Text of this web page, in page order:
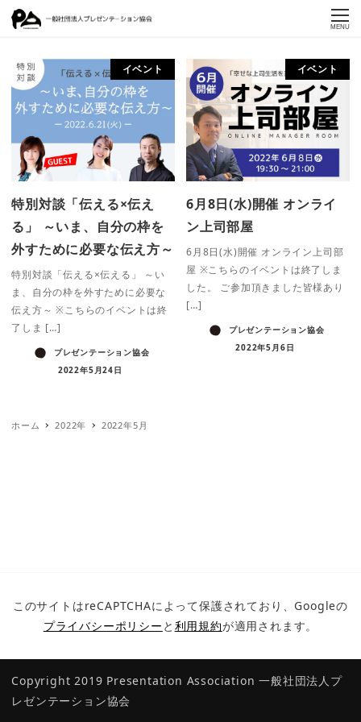
MENU
イベント
特別対談「伝える×伝え
る」 ～いま、自分の枠を
外すために必要な伝え方～
特別対談「伝える×伝える」 ～い
ま、自分の枠を外すために必要な
伝え方～ ※こちらのイベントは終
了しま […]
プレゼンテーション協会
2022年5月24日
イベント
6月8日(水)開催 オンライ
ン上司部屋
6月8日(水)開催 オンライン上司部
屋 ※こちらのイベントは終了しま
した。 ご参加頂きました皆様あり
[…]
プレゼンテーション協会
2022年5月6日
ホーム 2022年 2022年5月
このサイトはreCAPTCHAによって保護されており、Googleの
プライバシーポリシー と 利用規約が適用されます。
Copyright 2019 Presentation Association一般社団法人プ
レゼンテーション協会